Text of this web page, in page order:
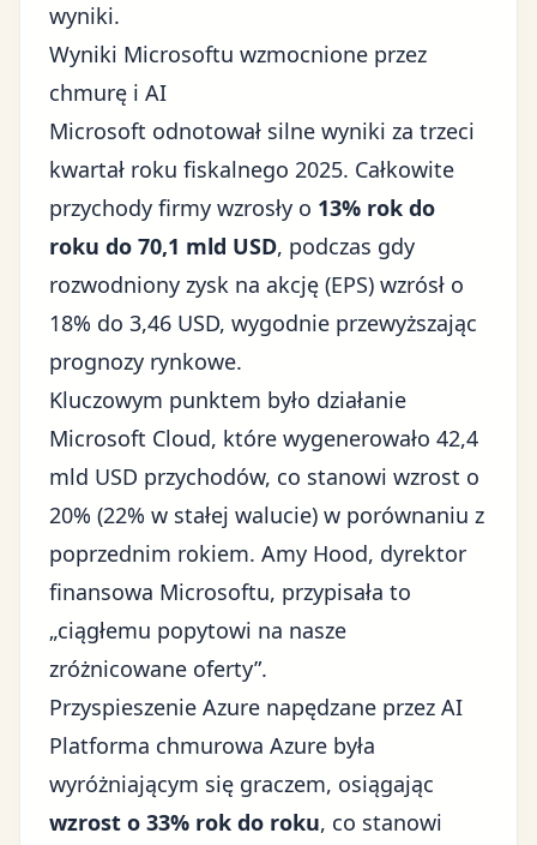
wyniki.
Wyniki Microsoftu wzmocnione przez
chmurę i AI
Microsoft odnotował silne wyniki za trzeci
kwartał roku fiskalnego 2025. Całkowite
przychody firmy wzrosły o 13% rok do
roku do 70,1 mld USD, podczas gdy
rozwodniony zysk na akcję (EPS) wzrósł o
18% do 3,46 USD, wygodnie przewyższając
prognozy rynkowe.
Kluczowym punktem było działanie
Microsoft Cloud, które wygenerowało 42,4
mld USD przychodów, co stanowi wzrost o
20% (22% w stałej walucie) w porównaniu z
poprzednim rokiem. Amy Hood, dyrektor
finansowa Microsoftu, przypisała to
„ciągłemu popytowi na nasze
zróżnicowane oferty”.
Przyspieszenie Azure napędzane przez AI
Platforma chmurowa Azure była
wyróżniającym się graczem, osiągając
wzrost o 33% rok do roku, co stanowi